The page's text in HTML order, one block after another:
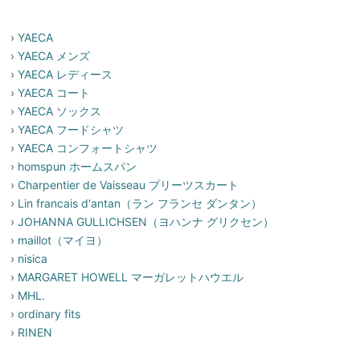
›YAECA
›YAECA メンズ
›YAECA レディース
›YAECA コート
›YAECA ソックス
›YAECA フードシャツ
›YAECA コンフォートシャツ
› homspun ホームスパン
› Charpentier de Vaisseau プリーツスカート
› Lin francais d'antan（ラン フランセ ダンタン）
›JOHANNA GULLICHSEN（ヨハンナ グリクセン）
› maillot（マイヨ）
› nisica
› MARGARET HOWELL マーガレットハウエル
› MHL.
›ordinary fits
› RINEN